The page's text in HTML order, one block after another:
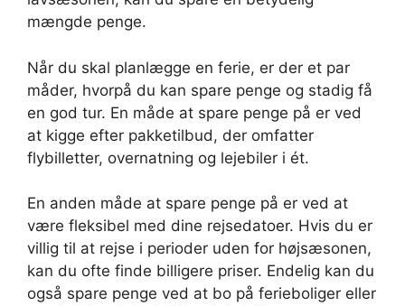
mængde penge.
Når du skal planlægge en ferie, er der et par
måder, hvorpå du kan spare penge og stadig få
en god tur. En måde at spare penge på er ved
at kigge efter pakketilbud, der omfatter
flybilletter, overnatning og lejebiler i ét.
En anden måde at spare penge på er ved at
være fleksibel med dine rejsedatoer. Hvis du er
villig til at rejse i perioder uden for højsæsonen,
kan du ofte finde billigere priser. Endelig kan du
også spare penge ved at bo på ferieboliger eller